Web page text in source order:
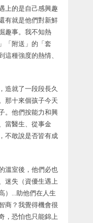
上的是自己感興趣
有就是他們對新鮮
趣事。我不知熱
「附送」的「套
種強度的熱情、
造就了一段段長久
那十來個孩子今天
。他們按能力和興
當醫生、從事金
不敢說是否皆有成
溫室後，他們必也
迷失（資優生遇上
）…助他們在人生
商？我覺得機會很
，恐怕也只能錦上